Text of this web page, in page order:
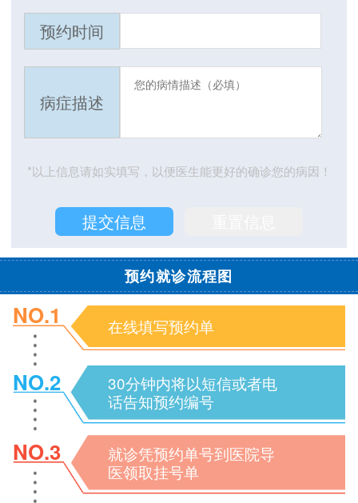
预约时间
病症描述
*以上信息请如实填写，以便医生能更好的确诊您的病因！
预约就诊流程图
NO.1 在线填写预约单
NO.2
30分钟内将以短信或者电
话告知预约编号
NO.3
就诊凭预约单号到医院导
医领取挂号单